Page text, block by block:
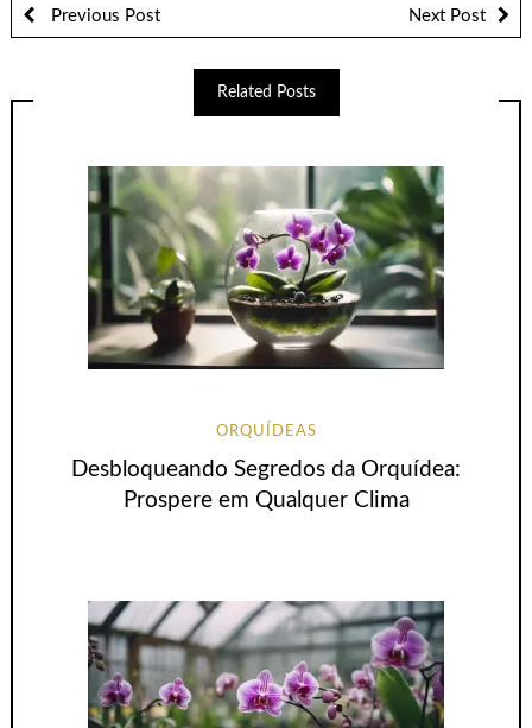
Previous Post Next Post
Related Posts
ORQUÍDEAS
Desbloqueando Segredos da Orquídea:
Prospere em Qualquer Clima